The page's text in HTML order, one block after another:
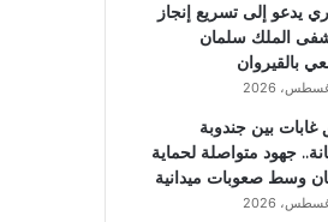
يدعو إلى تسريع إنجاز
الملك سلمان
بالقيروان
بين جندوبة
جهود متواصلة لحماية
وسط صعوبات ميدانية